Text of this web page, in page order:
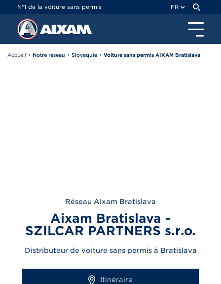
N°1 de la voiture sans permis FR
Accueil > Notre réseau > Slovaquie > Voiture sans permis AIXAM Bratislava
Réseau Aixam Bratislava
Aixam Bratislava -
SZILCAR PARTNERS s.r.o.
Distributeur de voiture sans permis à Bratislava
Itinéraire
Panneau de gestion des cookies